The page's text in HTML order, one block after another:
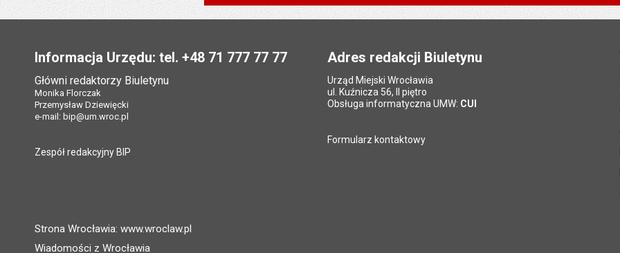
Informacja Urzędu: tel. +48 71 777 77 77
Główni redaktorzy Biuletynu
Monika Florczak
Przemysław Dziewięcki
e-mail: bip@um.wroc.pl
Zespół redakcyjny BIP
Adres redakcji Biuletynu
Urząd Miejski Wrocławia
ul. Kuźnicza 56, II piętro
Obsługa informatyczna UMW: CUI
Formularz kontaktowy
Strona Wrocławia: www.wroclaw.pl
Wiadomości z Wrocławia